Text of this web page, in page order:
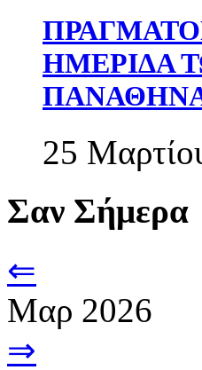
ΗΜΕΡΙΔΑ
25
Σαν Σήμερα
⇐
Μαρ 2026
⇒